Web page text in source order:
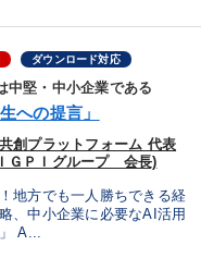
ダウンロード対応
中堅・中小企業である
への提言」
創プラットフォーム 代表
ＧＰＩグループ 会長)
地方でも一人勝ちできる経
、中小企業に必要なAI活用
A...